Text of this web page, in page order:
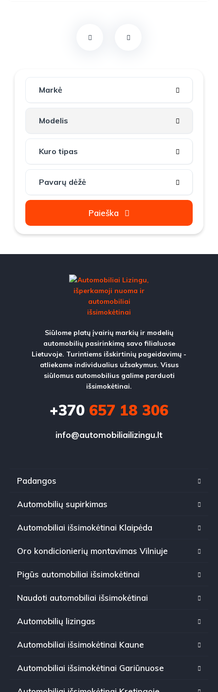
Paieška
Siūlome platų įvairių markių ir modelių
automobilių pasirinkimą savo filialuose
Lietuvoje. Turintiems išskirtinių pageidavimų -
atliekame individualius užsakymus. Visus
siūlomus automobilius galime parduoti
išsimokėtinai.
+370 657 18 306
info@automobiliailizingu.lt
Padangos
Automobilių supirkimas
Automobiliai išsimokėtinai Klaipėda
Oro kondicionierių montavimas Vilniuje
Pigūs automobiliai išsimokėtinai
Naudoti automobiliai išsimokėtinai
Automobilių lizingas
Automobiliai išsimokėtinai Kaune
Automobiliai išsimokėtinai Gariūnuose